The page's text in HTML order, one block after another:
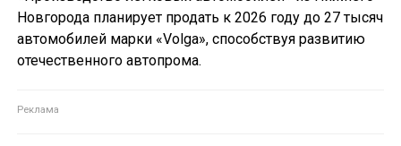
Новгорода планирует продать к 2026 году до 27 тысяч
автомобилей марки «Volga», способствуя развитию
отечественного автопрома.